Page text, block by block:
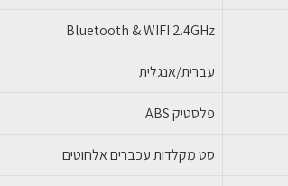
Bluetooth & WIFI 2.4GHz
עברית/אנגלית
פלסטיק ABS
סט מקלדות עכברים אלחוטים